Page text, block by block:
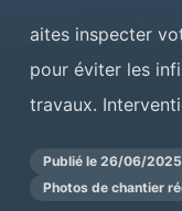
aites inspecter
pour éviter les
travaux.
Publié le 26/06/2025
Photos de chantier